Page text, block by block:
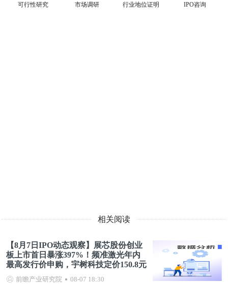
可行性研究 市场调研 行业地位证明 IPO咨询
相关阅读
【8月7日IPO动态观察】展芯股份创业
板上市首日暴涨397%！频准激光年内
最高发行价申购，宇树科技定价150.8元
前瞻产业研究院 08-07 18:30